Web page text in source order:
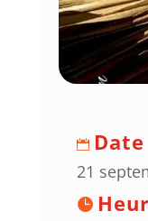
Date
21